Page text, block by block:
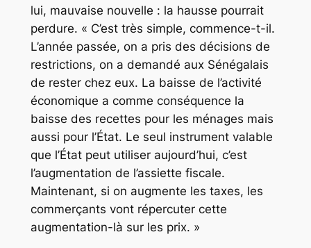
lui, mauvaise nouvelle : la hausse pourrait
perdure. « C’est très simple, commence-t-il.
L’année passée, on a pris des décisions de
restrictions, on a demandé aux Sénégalais
de rester chez eux. La baisse de l’activité
économique a comme conséquence la
baisse des recettes pour les ménages mais
aussi pour l’État. Le seul instrument valable
que l’État peut utiliser aujourd’hui, c’est
l’augmentation de l’assiette fiscale.
Maintenant, si on augmente les taxes, les
commerçants vont répercuter cette
augmentation-là sur les prix. »